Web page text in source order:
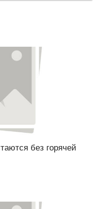
без горячей